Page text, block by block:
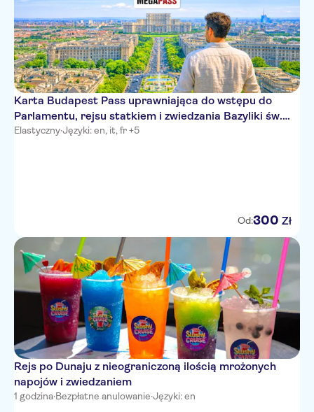
Karta Budapest Pass uprawniająca do wstępu do
Parlamentu, rejsu statkiem i zwiedzania Bazyliki św.
Stefana
Elastyczny·Języki: en, it, fr +5
Od:300 Zł
Rejs po Dunaju z nieograniczoną ilością mrożonych
napojów i zwiedzaniem
1 godzina·Bezpłatne anulowanie·Języki: en